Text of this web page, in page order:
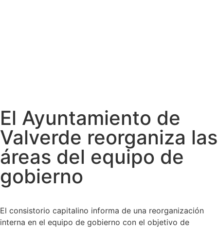
El Ayuntamiento de
Valverde reorganiza las
áreas del equipo de
gobierno
El consistorio capitalino informa de una reorganización
interna en el equipo de gobierno con el objetivo de